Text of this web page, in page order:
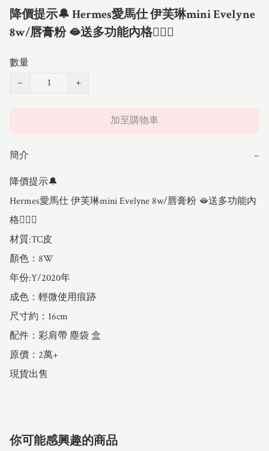
降價提示🔔 Hermes愛馬仕 伊芙琳mini Evelyne
8w/唇膏粉 🫦送多功能內格💁🏻‍♂️
數量
−
+
加至購物車
簡介 −
降價提示🔔
Hermes愛馬仕 伊芙琳mini Evelyne 8w/唇膏粉 🫦送多功能內
格💁🏻‍♂️
材質:TC皮
顏色：8W
年份:Y/2020年
成色：輕微使用痕跡
尺寸約：16cm
配件：彩肩帶 塵袋 盒
原價：2萬+
現貨出售
你可能感興趣的商品